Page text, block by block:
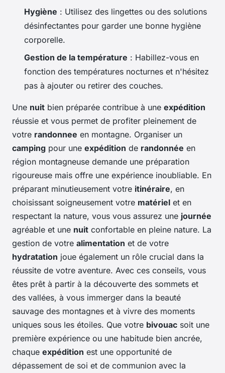
Hygiène : Utilisez des lingettes ou des solutions
désinfectantes pour garder une bonne hygiène
corporelle.
Gestion de la température : Habillez-vous en
fonction des températures nocturnes et n'hésitez
pas à ajouter ou retirer des couches.
Une nuit bien préparée contribue à une expédition
réussie et vous permet de profiter pleinement de
votre randonnee en montagne. Organiser un
camping pour une expédition de randonnée en
région montagneuse demande une préparation
rigoureuse mais offre une expérience inoubliable. En
préparant minutieusement votre itinéraire, en
choisissant soigneusement votre matériel et en
respectant la nature, vous vous assurez une journée
agréable et une nuit confortable en pleine nature. La
gestion de votre alimentation et de votre
hydratation joue également un rôle crucial dans la
réussite de votre aventure. Avec ces conseils, vous
êtes prêt à partir à la découverte des sommets et
des vallées, à vous immerger dans la beauté
sauvage des montagnes et à vivre des moments
uniques sous les étoiles. Que votre bivouac soit une
première expérience ou une habitude bien ancrée,
chaque expédition est une opportunité de
dépassement de soi et de communion avec la